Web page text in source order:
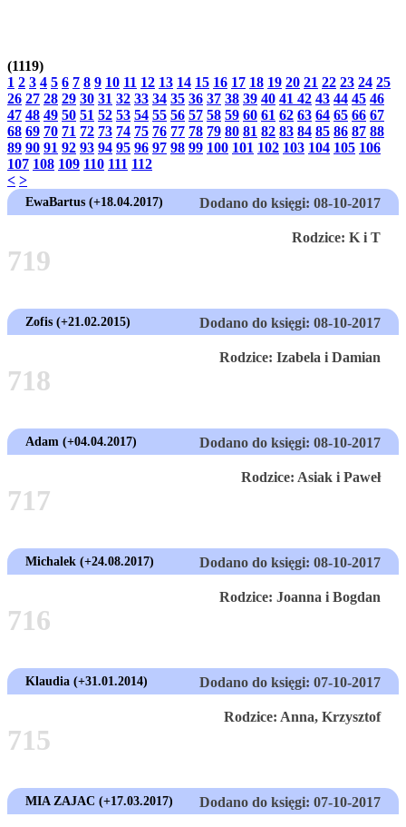
(1119)
1 2 3 4 5 6 7 8 9 10 11 12 13 14 15 16 17 18 19 20 21 22 23 24 25
26 27 28 29 30 31 32 33 34 35 36 37 38 39 40 41 42 43 44 45 46
47 48 49 50 51 52 53 54 55 56 57 58 59 60 61 62 63 64 65 66 67
68 69 70 71 72 73 74 75 76 77 78 79 80 81 82 83 84 85 86 87 88
89 90 91 92 93 94 95 96 97 98 99 100 101 102 103 104 105 106
107 108 109 110 111 112
< >
EwaBartus (+18.04.2017) Dodano do księgi: 08-10-2017
Rodzice: K i T
719
Zofis (+21.02.2015) Dodano do księgi: 08-10-2017
Rodzice: Izabela i Damian
718
Adam (+04.04.2017) Dodano do księgi: 08-10-2017
Rodzice: Asiak i Paweł
717
Michalek (+24.08.2017) Dodano do księgi: 08-10-2017
Rodzice: Joanna i Bogdan
716
Klaudia (+31.01.2014) Dodano do księgi: 07-10-2017
Rodzice: Anna, Krzysztof
715
MIA ZAJAC (+17.03.2017) Dodano do księgi: 07-10-2017